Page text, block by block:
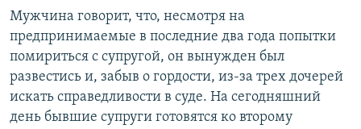
Мужчина говорит, что, несмотря на
предпринимаемые в последние два года попытки
помириться с супругой, он вынужден был
развестись и, забыв о гордости, из-за трех дочерей
искать справедливости в суде. На сегодняшний
день бывшие супруги готовятся ко второму